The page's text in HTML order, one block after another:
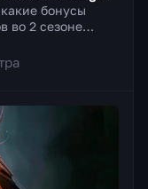
бонусы
во 2 сезоне